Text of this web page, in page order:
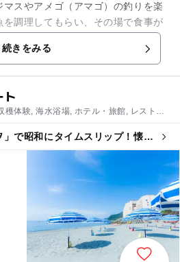
スやアメゴ（アマゴ）の釣りを楽
を調理してもらい、その場で食事が
。利用価格も竿と餌がついて700円
...
続きをみる
ト
穫体験, 海水浴場, ホテル・旅館, レストラ
」で昭和にタイムスリップ！懐か